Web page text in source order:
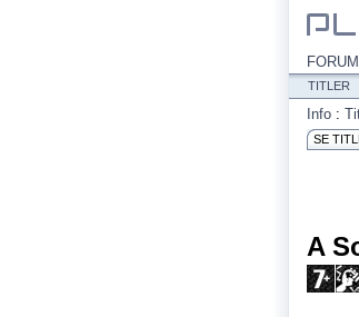
FORUM
TITLER
Info :
SE
A